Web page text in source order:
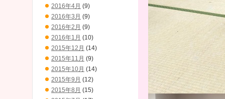
2016年4月 (9)
2016年3月 (9)
2016年2月 (9)
2016年1月 (10)
2015年12月 (14)
2015年11月 (9)
2015年10月 (14)
2015年9月 (12)
2015年8月 (15)